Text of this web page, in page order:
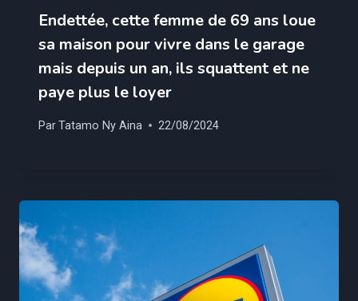
Endettée, cette femme de 69 ans loue
sa maison pour vivre dans le garage
mais depuis un an, ils squattent et ne
paye plus le loyer
ParTatamo Ny Aina 22/08/2024